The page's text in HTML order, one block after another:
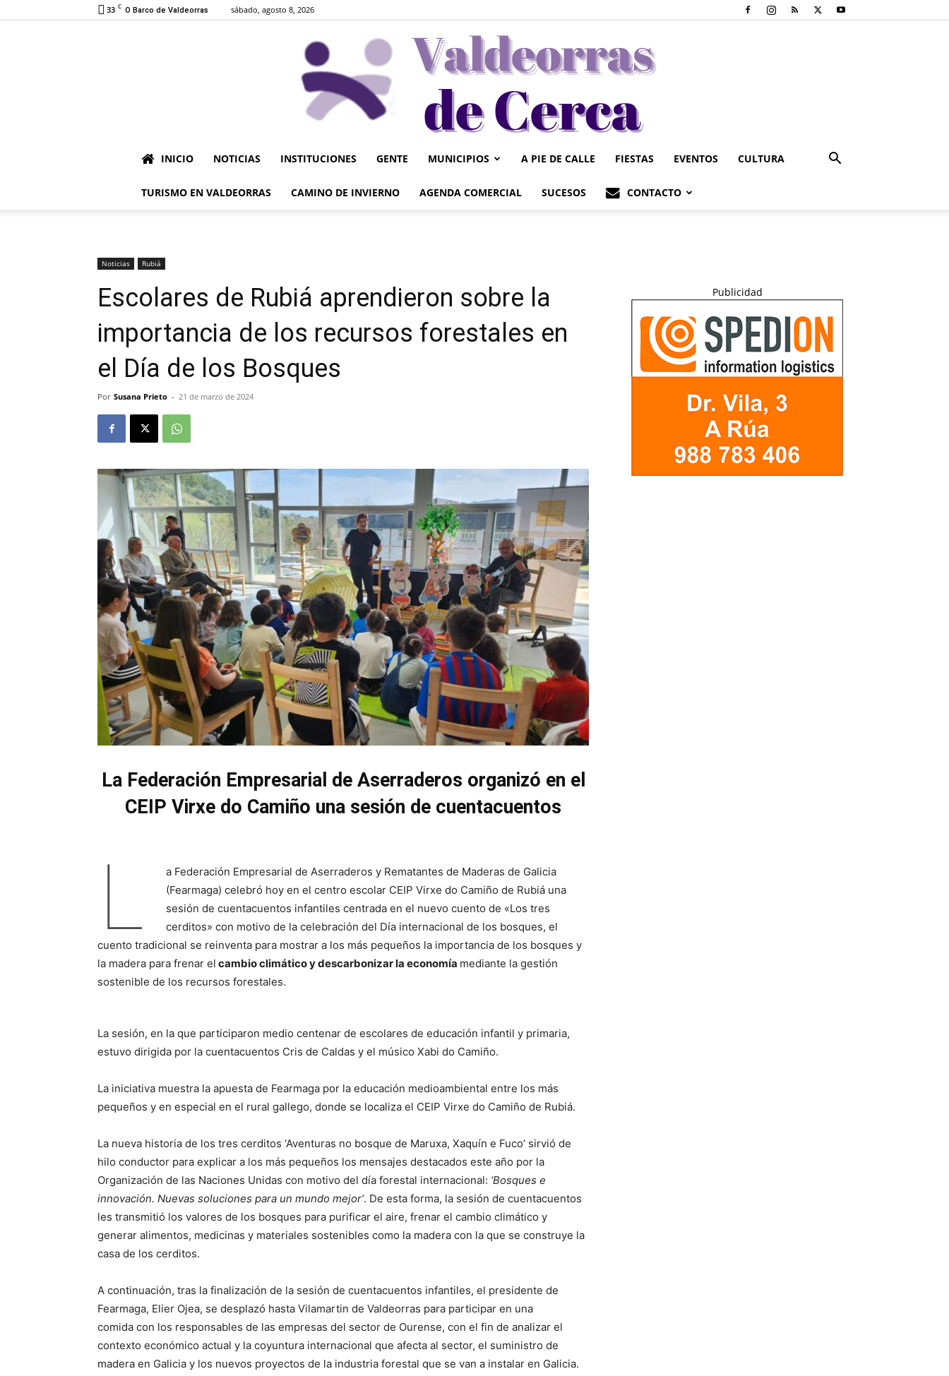
33 C O Barco de Valdeorras sábado, agosto 8, 2026
Valdeorrasdecerca
INICIO NOTICIAS INSTITUCIONES GENTE MUNICIPIOS A PIE DE CALLE FIESTAS EVENTOS CULTURA
TURISMO EN VALDEORRAS CAMINO DE INVIERNO AGENDA COMERCIAL SUCESOS CONTACTO
Noticias Rubiá
Escolares de Rubiá aprendieron sobre la
importancia de los recursos forestales en
el Día de los Bosques
Por Susana Prieto - 21 de marzo de 2024
La Federación Empresarial de Aserraderos organizó en el
CEIP Virxe do Camiño una sesión de cuentacuentos
L
a Federación Empresarial de Aserraderos y Rematantes de Maderas de Galicia
(Fearmaga) celebró hoy en el centro escolar CEIP Virxe do Camiño de Rubiá una
sesión de cuentacuentos infantiles centrada en el nuevo cuento de «Los tres
cerditos» con motivo de la celebración del Día internacional de los bosques, el
cuento tradicional se reinventa para mostrar a los más pequeños la importancia de los bosques y
la madera para frenar el cambio climático y descarbonizar la economía mediante la gestión
sostenible de los recursos forestales.
La sesión, en la que participaron medio centenar de escolares de educación infantil y primaria,
estuvo dirigida por la cuentacuentos Cris de Caldas y el músico Xabi do Camiño.
La iniciativa muestra la apuesta de Fearmaga por la educación medioambiental entre los más
pequeños y en especial en el rural gallego, donde se localiza el CEIP Virxe do Camiño de Rubiá.
La nueva historia de los tres cerditos ‘Aventuras no bosque de Maruxa, Xaquín e Fuco’ sirvió de
hilo conductor para explicar a los más pequeños los mensajes destacados este año por la
Organización de las Naciones Unidas con motivo del día forestal internacional: ‘Bosques e
innovación. Nuevas soluciones para un mundo mejor’. De esta forma, la sesión de cuentacuentos
les transmitió los valores de los bosques para purificar el aire, frenar el cambio climático y
generar alimentos, medicinas y materiales sostenibles como la madera con la que se construye la
casa de los cerditos.
A continuación, tras la finalización de la sesión de cuentacuentos infantiles, el presidente de
Fearmaga, Elier Ojea, se desplazó hasta Vilamartin de Valdeorras para participar en una
comida con los responsables de las empresas del sector de Ourense, con el fin de analizar el
contexto económico actual y la coyuntura internacional que afecta al sector, el suministro de
madera en Galicia y los nuevos proyectos de la industria forestal que se van a instalar en Galicia.
Publicidad